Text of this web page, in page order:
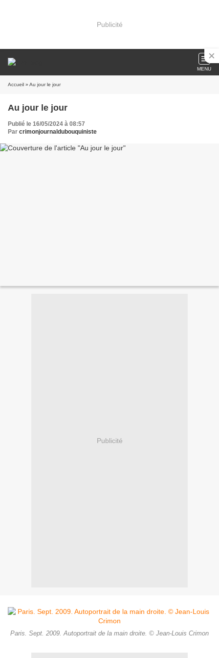
Publicité
MENU
Accueil » Au jour le jour
Au jour le jour
Publié le 16/05/2024 à 08:57
Par crimonjournaldubouquiniste
Publicité
Paris. Sept. 2009. Autoportrait de la main droite. © Jean-Louis Crimon